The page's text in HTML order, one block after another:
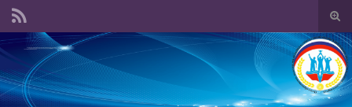
Вкл/
Search for: